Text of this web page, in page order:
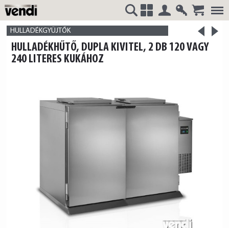
VENDI +
HULLADÉKGYÜJTŐK
<
>
HULLADÉKHŰTŐ, DUPLA KIVITEL, 2 DB 120 VAGY
240 LITERES KUKÁHOZ